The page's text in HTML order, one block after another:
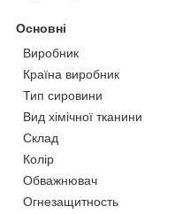
Основні
Виробник
Країна виробник
Тип сировини
Вид хімічної тканини
Склад
Колір
Обважнювач
Огнезащитность